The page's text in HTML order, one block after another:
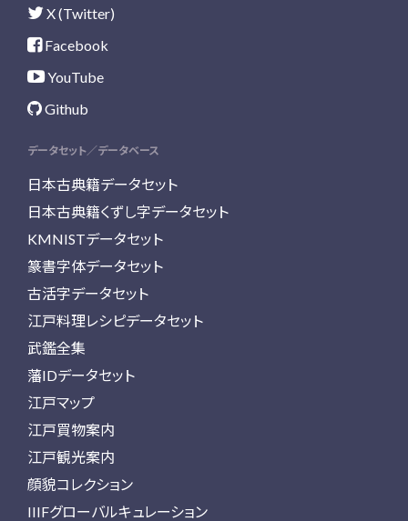
X (Twitter)
Facebook
YouTube
Github
データセット／データベース
日本古典籍データセット
日本古典籍くずし字データセット
KMNISTデータセット
篆書字体データセット
古活字データセット
江戸料理レシピデータセット
武鑑全集
藩IDデータセット
江戸マップ
江戸買物案内
江戸観光案内
顔貌コレクション
IIIFグローバルキュレーション